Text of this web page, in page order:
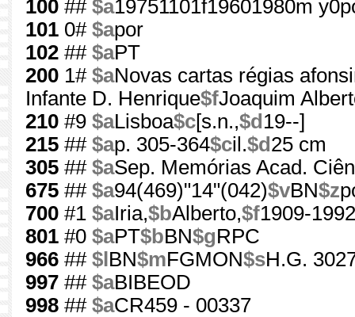
100 ## $a19751101f19601980m
101 0# $apor
102 ## $aPT
200 1# $aNovas cartas régias
Infante D. Henrique$fJoaquim
210 #9 $aLisboa$c[s.n.,$d 19--]
215 ## $ap. 305-364$cil.$d 25 cm
305 ## $aSep. Memórias Acad.
675 ## $a94(469)"14"(042)$vBN$z
700 #1 $aIria,$bAlberto,$f1909-1992
801 #0 $aPT$bBN$gRPC
966 ## $l BN$mFGMON$sH.G.
997 ## $aBIBEOD
998 ## $aCR459 - 00337